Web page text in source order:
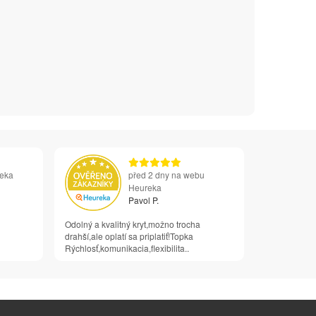
před 2 dny na webu
Heureka
Pavol P.
Odolný a kvalitný kryt,možno trocha
drahší,ale oplatí sa priplatiť!Topka
Rýchlosť,komunikacia,flexibilita..